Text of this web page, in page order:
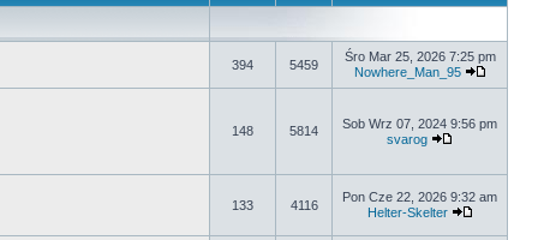
394 5459
Śro Mar 25, 2026 7:25 pm
Nowhere_Man_95
148 5814
Sob Wrz 07, 2024 9:56 pm
svarog
133 4116
Pon Cze 22, 2026 9:32 am
Helter-Skelter